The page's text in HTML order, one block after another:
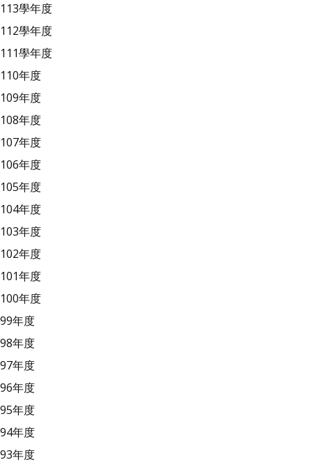
113學年度
112學年度
111學年度
110年度
109年度
108年度
107年度
106年度
105年度
104年度
103年度
102年度
101年度
100年度
99年度
98年度
97年度
96年度
95年度
94年度
93年度